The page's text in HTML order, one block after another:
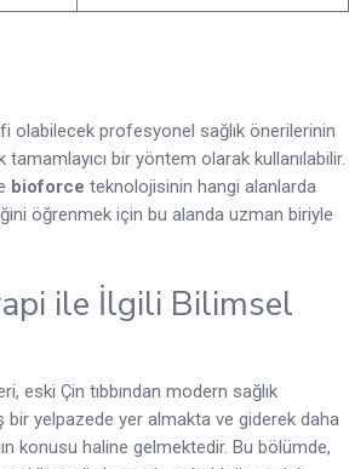
olabilecek profesyonel sağlık önerilerinin
tamamlayıcı bir yöntem olarak kullanılabilir.
bioforce teknolojisinin hangi alanlarda
öğrenmek için bu alanda uzman biriyle
ile İlgili Bilimsel
eski Çin tıbbından modern sağlık
bir yelpazede yer almakta ve giderek daha
konusu haline gelmektedir. Bu bölümde,